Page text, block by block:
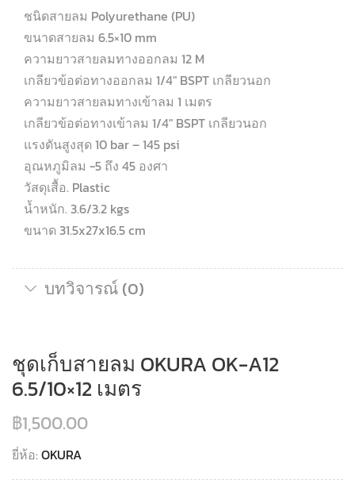
ชนิดสายลม Polyurethane (PU)
ขนาดสายลม 6.5×10 mm
ความยาวสายลมทางออกลม 12 M
เกลียวข้อต่อทางออกลม 1/4″ BSPT เกลียวนอก
ความยาวสายลมทางเข้าลม 1 เมตร
เกลียวข้อต่อทางเข้าลม 1/4″ BSPT เกลียวนอก
แรงดันสูงสุด 10 bar – 145 psi
อุณหภูมิลม -5 ถึง 45 องศา
วัสดุเสื้อ. Plastic
น้ำหนัก. 3.6/3.2 kgs
ขนาด 31.5x27x16.5 cm
บทวิจารณ์ (0)
ชุดเก็บสายลม OKURA OK-A12
6.5/10×12 เมตร
฿1,500.00
ยี่ห้อ: OKURA